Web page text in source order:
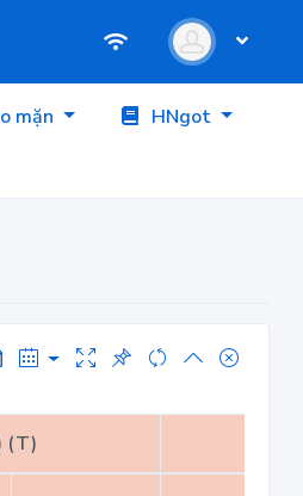
mặn
HNgot
(T)